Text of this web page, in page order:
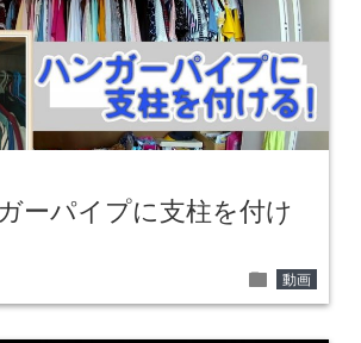
ーパイプに支柱を付け
folder 動画